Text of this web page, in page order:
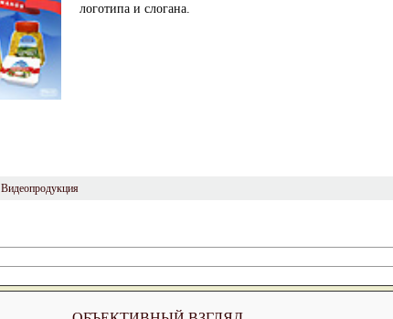
логотипа и слогана.
Видеопродукция